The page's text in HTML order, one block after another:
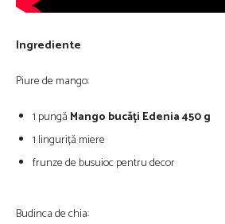
Ingrediente
Piure de mango:
1 pungă Mango bucăți Edenia 450 g
1 linguriță miere
frunze de busuioc pentru decor
Budinca de chia: